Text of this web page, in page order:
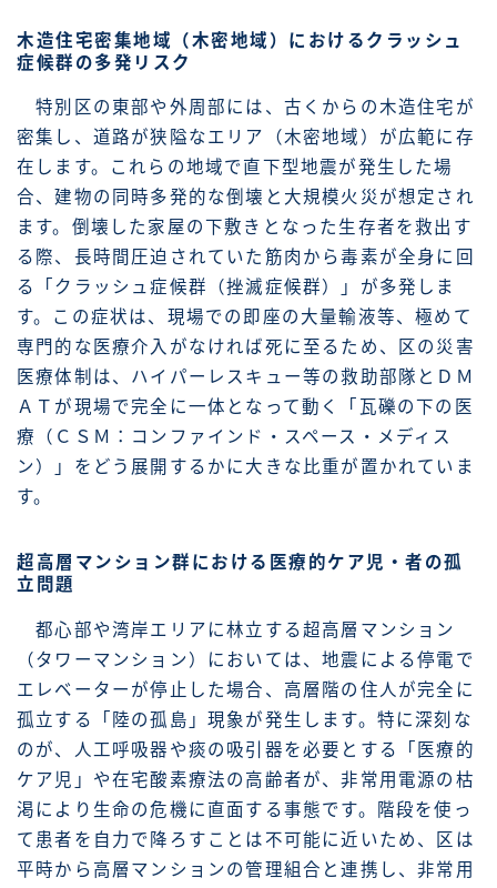
木造住宅密集地域（木密地域）におけるクラッシュ
症候群の多発リスク
特別区の東部や外周部には、古くからの木造住宅が
密集し、道路が狭隘なエリア（木密地域）が広範に存
在します。これらの地域で直下型地震が発生した場
合、建物の同時多発的な倒壊と大規模火災が想定され
ます。倒壊した家屋の下敷きとなった生存者を救出す
る際、長時間圧迫されていた筋肉から毒素が全身に回
る「クラッシュ症候群（挫滅症候群）」が多発しま
す。この症状は、現場での即座の大量輸液等、極めて
専門的な医療介入がなければ死に至るため、区の災害
医療体制は、ハイパーレスキュー等の救助部隊とＤＭ
ＡＴが現場で完全に一体となって動く「瓦礫の下の医
療（ＣＳＭ：コンファインド・スペース・メディス
ン）」をどう展開するかに大きな比重が置かれていま
す。
超高層マンション群における医療的ケア児・者の孤
立問題
都心部や湾岸エリアに林立する超高層マンション
（タワーマンション）においては、地震による停電で
エレベーターが停止した場合、高層階の住人が完全に
孤立する「陸の孤島」現象が発生します。特に深刻な
のが、人工呼吸器や痰の吸引器を必要とする「医療的
ケア児」や在宅酸素療法の高齢者が、非常用電源の枯
渇により生命の危機に直面する事態です。階段を使っ
て患者を自力で降ろすことは不可能に近いため、区は
平時から高層マンションの管理組合と連携し、非常用